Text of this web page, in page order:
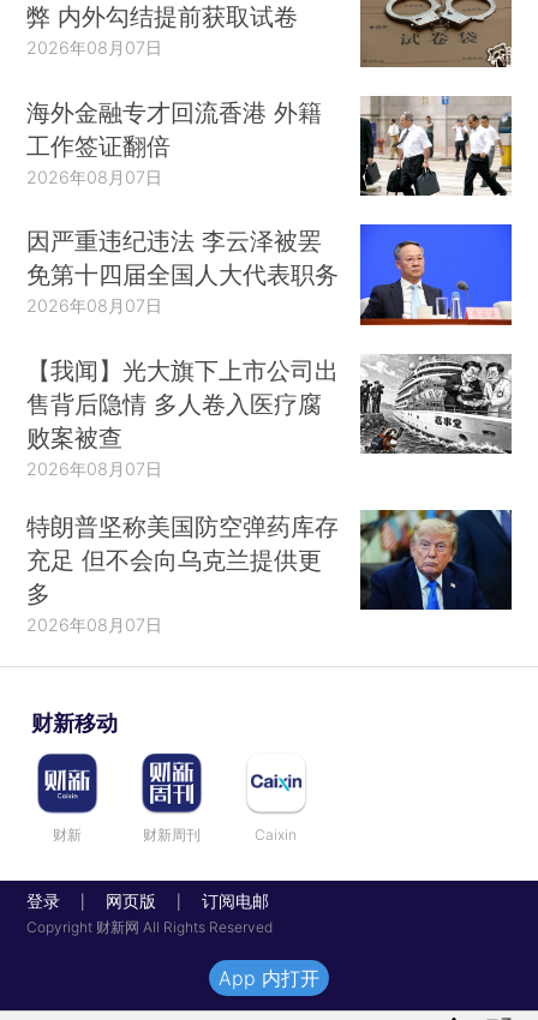
弊 内外勾结提前获取试卷
2026年08月07日
海外金融专才回流香港 外籍
工作签证翻倍
2026年08月07日
因严重违纪违法 李云泽被罢
免第十四届全国人大代表职务
2026年08月07日
【我闻】光大旗下上市公司出
售背后隐情 多人卷入医疗腐
败案被查
2026年08月07日
特朗普坚称美国防空弹药库存
充足 但不会向乌克兰提供更
多
2026年08月07日
财新移动
财新 财新周刊 Caixin
登录 网页版 订阅电邮
Copyright 财新网 All Rights Reserved
App 内打开